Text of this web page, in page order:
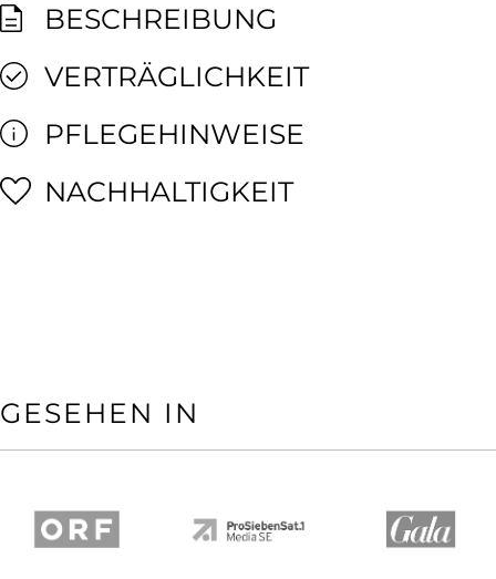
BESCHREIBUNG
VERTRÄGLICHKEIT
PFLEGEHINWEISE
NACHHALTIGKEIT
GESEHEN IN